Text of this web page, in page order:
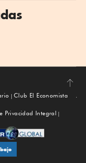
Subir
Club El Economista
Privacidad Integral